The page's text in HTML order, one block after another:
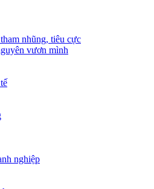
nhũng, tiêu cực
vươn mình
nghiệp